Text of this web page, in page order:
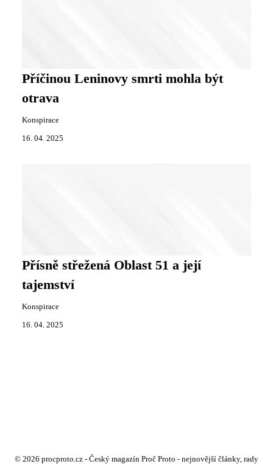
Příčinou Leninovy smrti mohla být
otrava
Konspirace
16. 04. 2025
Přísně střežená Oblast 51 a její
tajemství
Konspirace
16. 04. 2025
© 2026 procproto.cz - Český magazín Proč Proto - nejnovější články, rady